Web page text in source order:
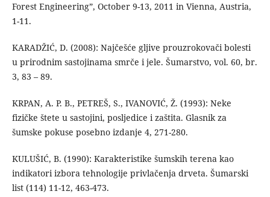
Forest Engineering”, October 9-13, 2011 in Vienna, Austria,
1-11.
KARADŽIĆ, D. (2008): Najčešće gljive prouzrokovači bolesti
u prirodnim sastojinama smrče i jele. Šumarstvo, vol. 60, br.
3, 83 – 89.
KRPAN, A. P. B., PETREŠ, S., IVANOVIĆ, Ž. (1993): Neke
fizičke štete u sastojini, posljedice i zaštita. Glasnik za
šumske pokuse posebno izdanje 4, 271-280.
KULUŠIĆ, B. (1990): Karakteristike šumskih terena kao
indikatori izbora tehnologije privlačenja drveta. Šumarski
list (114) 11-12, 463-473.